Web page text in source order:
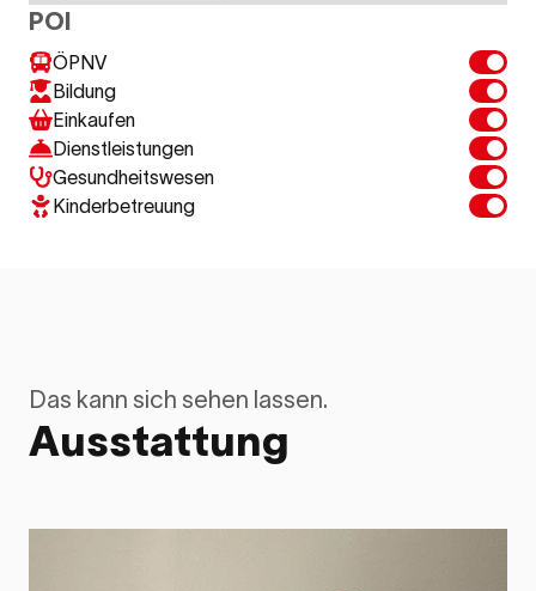
POI
ÖPNV
Bildung
Einkaufen
Dienstleistungen
Gesundheitswesen
Kinderbetreuung
Das kann sich sehen lassen.
Ausstattung